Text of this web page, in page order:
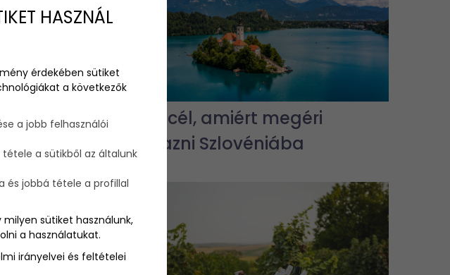
hogy
médiában történő
megkönnyítsd a
5 úti cél, amiért megéri
elutazni Szlovéniába
HASZNÁL
érdekében sütiket
a következők
a jobb felhasználói
a sütikből az általunk
és jobbá tétele a profillal
sütiket használunk,
a használatukat.
irányelvei és feltételei